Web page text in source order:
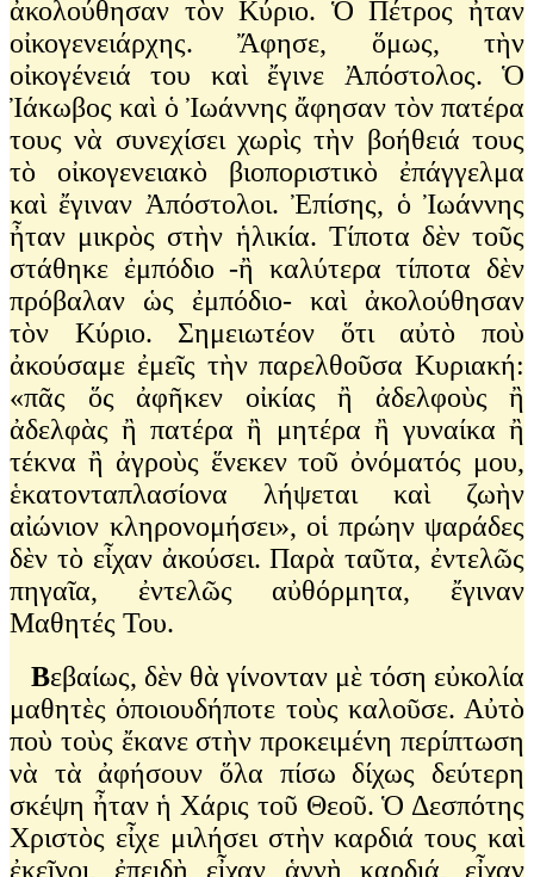
ἀκολούθησαν τὸν Κύριο. Ὁ Πέτρος ἦταν
οἰκογενειάρχης. Ἄφησε, ὅμως, τὴν
οἰκογένειά του καὶ ἔγινε Ἀπόστολος. Ὁ
Ἰάκωβος καὶ ὁ Ἰωάννης ἄφησαν τὸν πατέρα
τους νὰ συνεχίσει χωρὶς τὴν βοήθειά τους
τὸ οἰκογενειακὸ βιοποριστικὸ ἐπάγγελμα
καὶ ἔγιναν Ἀπόστολοι. Ἐπίσης, ὁ Ἰωάννης
ἦταν μικρὸς στὴν ἡλικία. Τίποτα δὲν τοῦς
στάθηκε ἐμπόδιο -ἢ καλύτερα τίποτα δὲν
πρόβαλαν ὡς ἐμπόδιο- καὶ ἀκολούθησαν
τὸν Κύριο. Σημειωτέον ὅτι αὐτὸ ποὺ
ἀκούσαμε ἐμεῖς τὴν παρελθοῦσα Κυριακή:
«πᾶς ὅς ἀφῆκεν οἰκίας ἢ ἀδελφοὺς ἢ
ἀδελφὰς ἢ πατέρα ἢ μητέρα ἢ γυναίκα ἢ
τέκνα ἢ ἀγροὺς ἕνεκεν τοῦ ὀνόματός μου,
ἑκατονταπλασίονα λήψεται καὶ ζωὴν
αἰώνιον κληρονομήσει», οἱ πρώην ψαράδες
δὲν τὸ εἶχαν ἀκούσει. Παρὰ ταῦτα, ἐντελῶς
πηγαῖα, ἐντελῶς αὐθόρμητα, ἔγιναν
Μαθητές Του.
Βεβαίως, δὲν θὰ γίνονταν μὲ τόση εὐκολία
μαθητὲς ὁποιουδήποτε τοὺς καλοῦσε. Αὐτὸ
ποὺ τοὺς ἔκανε στὴν προκειμένη περίπτωση
νὰ τὰ ἀφήσουν ὅλα πίσω δίχως δεύτερη
σκέψη ἦταν ἡ Χάρις τοῦ Θεοῦ. Ὁ Δεσπότης
Χριστὸς εἶχε μιλήσει στὴν καρδιά τους καὶ
ἐκεῖνοι, ἐπειδὴ εἶχαν ἁγνὴ καρδιά, εἶχαν